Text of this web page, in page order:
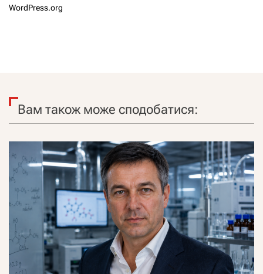
WordPress.org
Вам також може сподобатися: